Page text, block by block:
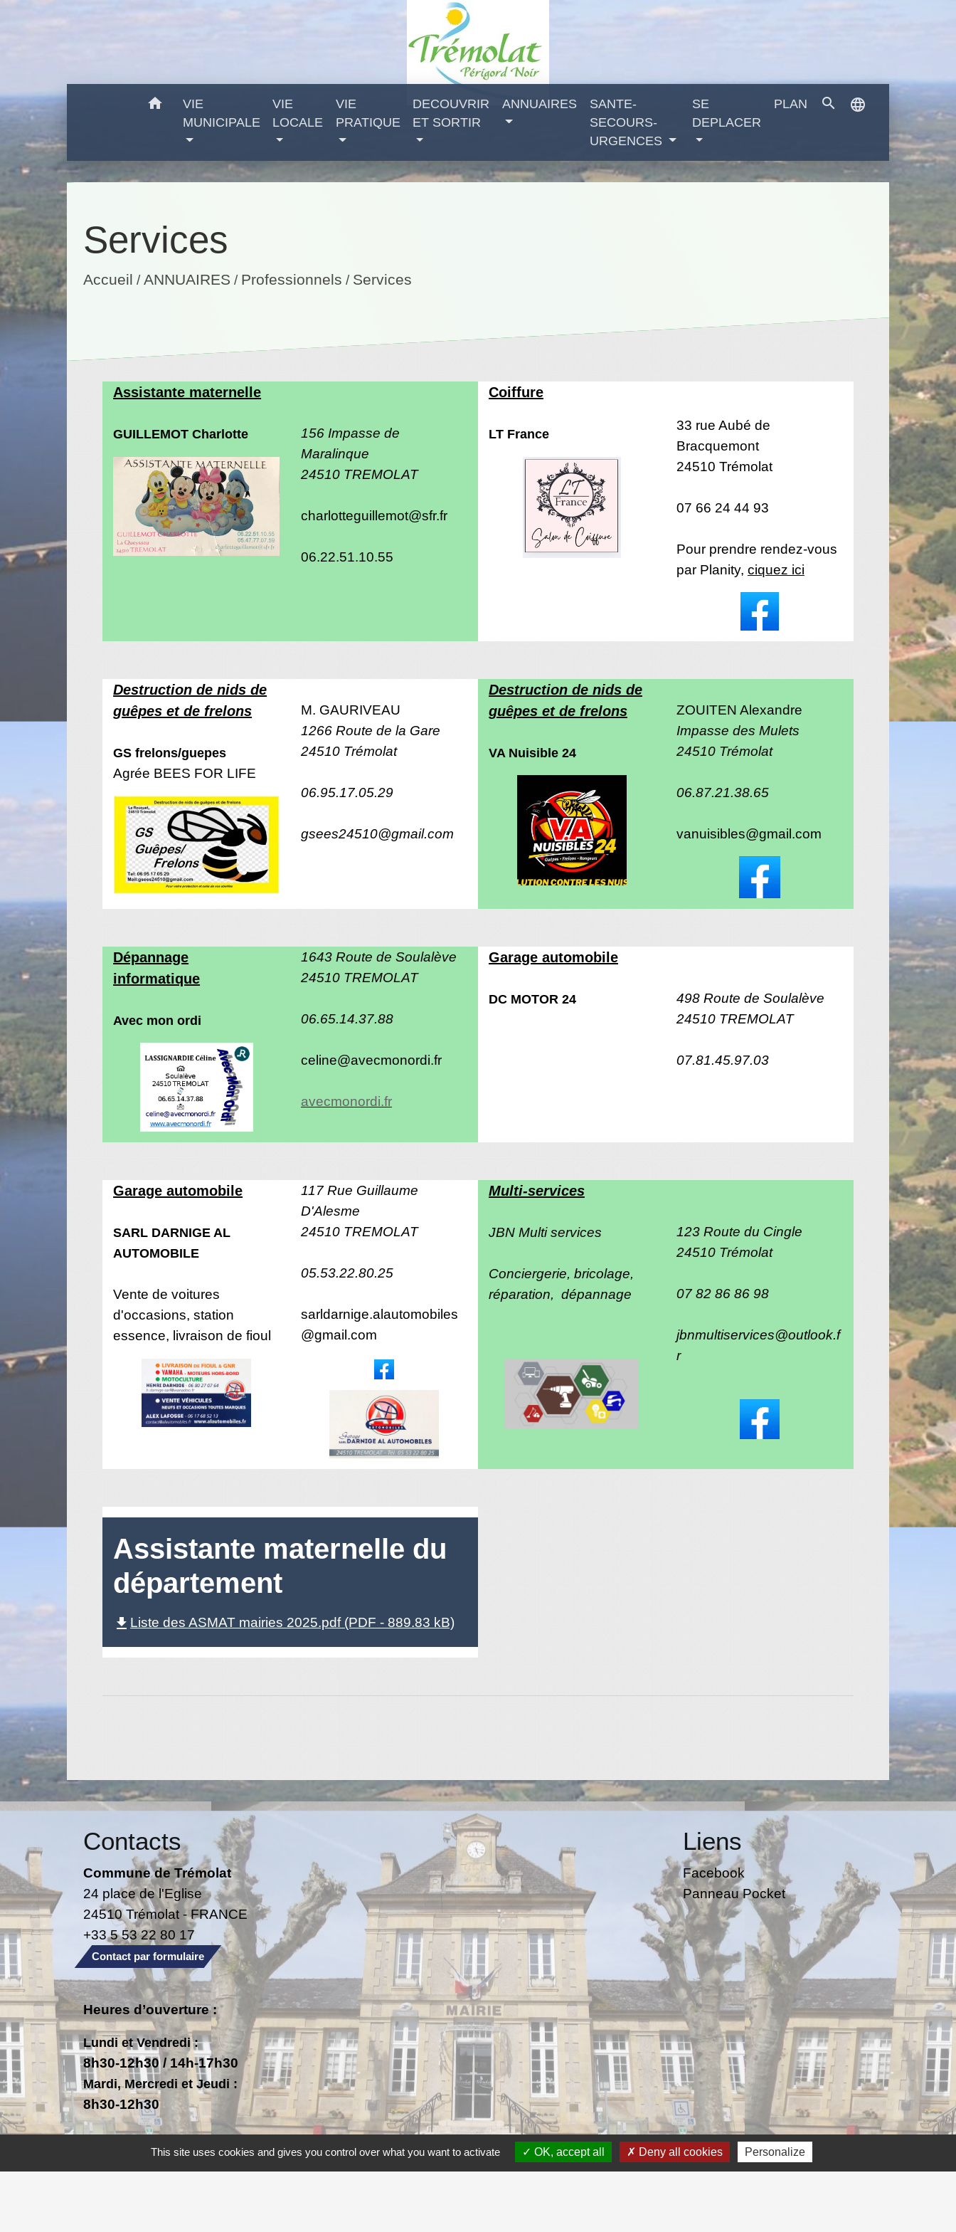
home
VIE
MUNICIPALE
VIE
LOCALE
VIE
PRATIQUE
DECOUVRIR
ET SORTIR
ANNUAIRES
SANTE-
SECOURS-
URGENCES
SE
DEPLACER
PLAN search language
Services
Accueil /ANNUAIRES / Professionnels / Services
Assistante maternelle
GUILLEMOT Charlotte
156 Impasse de
Maralinque
24510 TREMOLAT
charlotteguillemot@sfr.fr
06.22.51.10.55
Coiffure
LT France
33 rue Aubé de
Bracquemont
24510 Trémolat
07 66 24 44 93
Pour prendre rendez-vous
par Planity, ciquez ici
Destruction de nids de
guêpes et de frelons
GS frelons/guepes
Agrée BEES FOR LIFE
M. GAURIVEAU
1266 Route de la Gare
24510 Trémolat
06.95.17.05.29
gsees24510@gmail.com
Destruction de nids de
guêpes et de frelons
VA Nuisible 24
ZOUITEN Alexandre
Impasse des Mulets
24510 Trémolat
06.87.21.38.65
vanuisibles@gmail.com
Dépannage
informatique
Avec mon ordi
1643 Route de Soulalève
24510 TREMOLAT
06.65.14.37.88
celine@avecmonordi.fr
avecmonordi.fr
Garage automobile
DC MOTOR 24
498 Route de Soulalève
24510 TREMOLAT
07.81.45.97.03
Garage automobile
SARL DARNIGE AL
AUTOMOBILE
Vente de voitures
d'occasions, station
essence, livraison de fioul
117 Rue Guillaume
D'Alesme
24510 TREMOLAT
05.53.22.80.25
sarldarnige.alautomobiles
@gmail.com
Multi-services
JBN Multi services
Conciergerie, bricolage,
réparation, dépannage
123 Route du Cingle
24510 Trémolat
07 82 86 86 98
jbnmultiservices@outlook.f
r
Assistante maternelle du
département
file_downloadListe des ASMAT mairies 2025.pdf (PDF - 889.83 kB)
Contacts
Commune de Trémolat
24 place de l'Eglise
24510 Trémolat - FRANCE
+33 5 53 22 80 17
Contact par formulaire
Heures d’ouverture :
Lundi et Vendredi :
8h30-12h30 / 14h-17h30
Mardi, Mercredi et Jeudi :
8h30-12h30
Liens
Facebook
Panneau Pocket
Mentions légales - Politique de confidentialité - Accessibilité - Plan du site - Gestion des cookies
This site uses cookies and gives you control over what you want to activate OK, accept all Deny all cookies Personalize